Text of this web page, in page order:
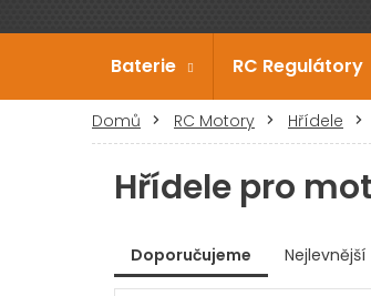
Baterie RC Regulátory
Domů RC Motory Hřídele
Hřídele pro
Ř
Doporučujeme Nejlevnější
ý